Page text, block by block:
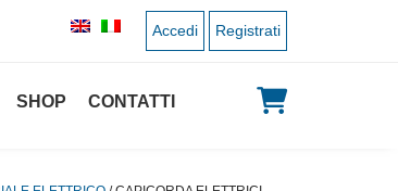
Accedi Registrati
SHOP CONTATTI